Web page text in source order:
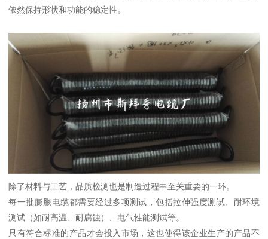
依然保持形状和功能的稳定性。
除了材料与工艺，品质检测也是制造过程中至关重要的一环。
每一批膨胀电缆都需要经过多项测试，包括拉伸强度测试、耐环境
测试（如耐高温、耐腐蚀）、电气性能测试等。
只有符合标准的产品才会投入市场，这也使得该企业生产的产品不